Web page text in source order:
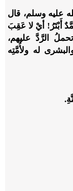
عليه وسلم، قال
أَبْتَرُ! أيْ لا عَقِبَ
الرَّدَّ عليهم،
له ولأُمَّتِه